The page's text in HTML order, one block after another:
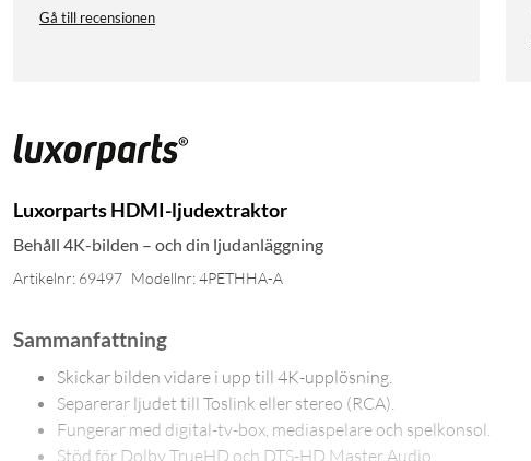
Gå till recensionen
Luxorparts HDMI-ljudextraktor
Behåll 4K-bilden – och din ljudanläggning
Artikelnr: 69497 Modellnr: 4PETHHA-A
Sammanfattning
Skickar bilden vidare i upp till 4K-upplösning.
Separerar ljudet till Toslink eller stereo (RCA).
Fungerar med digital-tv-box, mediaspelare och spelkonsol.
Stöd för Dolby TrueHD och DTS-HD Master Audio.